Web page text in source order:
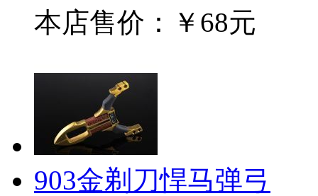
本店售价：
￥68元
903金剃刀悍马弹弓